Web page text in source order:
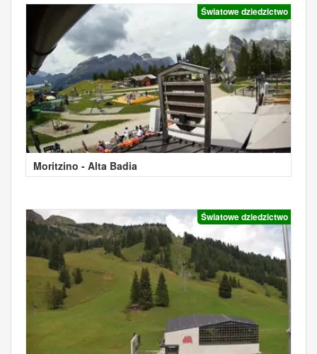
Światowe dziedzictwo
Moritzino - Alta Badia
Światowe dziedzictwo